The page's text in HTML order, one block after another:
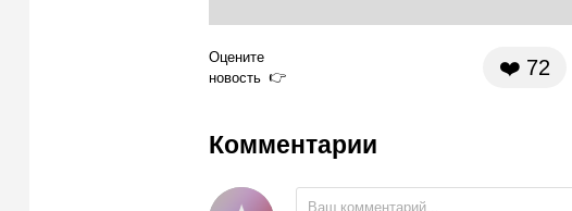
Оцените
новость
❤️ 72
Комментарии